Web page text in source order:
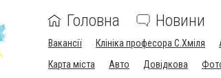
Головна Новини
Вакансії Клініка професора С.Хміля
Карта міста
Авто Довідкова